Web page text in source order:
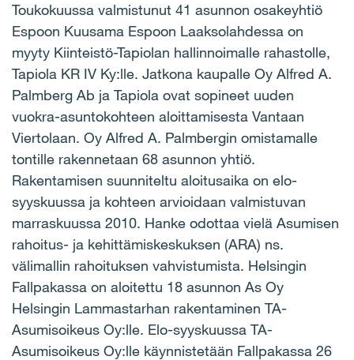
Toukokuussa valmistunut 41 asunnon osakeyhtiö
Espoon Kuusama Espoon Laaksolahdessa on
myyty Kiinteistö-Tapiolan hallinnoimalle rahastolle,
Tapiola KR IV Ky:lle. Jatkona kaupalle Oy Alfred A.
Palmberg Ab ja Tapiola ovat sopineet uuden
vuokra-asuntokohteen aloittamisesta Vantaan
Viertolaan. Oy Alfred A. Palmbergin omistamalle
tontille rakennetaan 68 asunnon yhtiö.
Rakentamisen suunniteltu aloitusaika on elo-
syyskuussa ja kohteen arvioidaan valmistuvan
marraskuussa 2010. Hanke odottaa vielä Asumisen
rahoitus- ja kehittämiskeskuksen (ARA) ns.
välimallin rahoituksen vahvistumista. Helsingin
Fallpakassa on aloitettu 18 asunnon As Oy
Helsingin Lammastarhan rakentaminen TA-
Asumisoikeus Oy:lle. Elo-syyskuussa TA-
Asumisoikeus Oy:lle käynnistetään Fallpakassa 26